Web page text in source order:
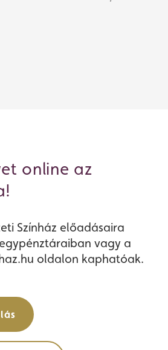
online az
Színház előadásaira
vagy a
oldalon kaphatóak.